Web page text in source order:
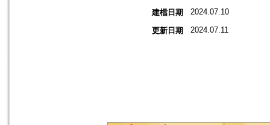
建檔日期 2024.07.10
更新日期 2024.07.11